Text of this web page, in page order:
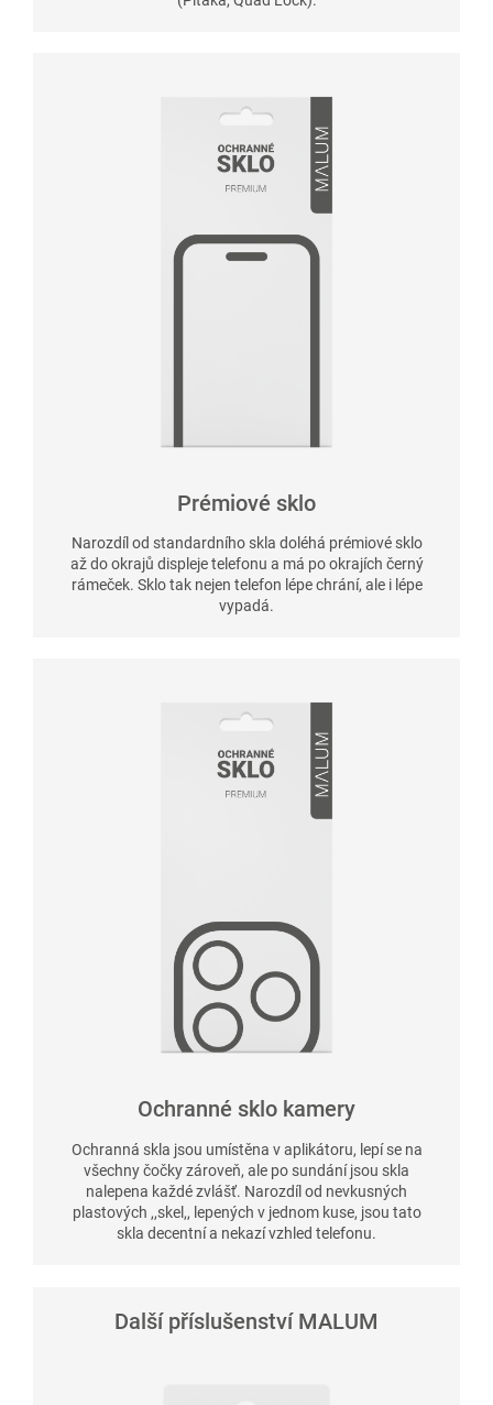
Prémiové sklo
Narozdíl od standardního skla doléhá prémiové sklo
až do okrajů displeje telefonu a má po okrajích černý
rámeček. Sklo tak nejen telefon lépe chrání, ale i lépe
vypadá.
Ochranné sklo kamery
Ochranná skla jsou umístěna v aplikátoru, lepí se na
všechny čočky zároveň, ale po sundání jsou skla
nalepena každé zvlášť. Narozdíl od nevkusných
plastových ,,skel,, lepených v jednom kuse, jsou tato
skla decentní a nekazí vzhled telefonu.
Další příslušenství MALUM